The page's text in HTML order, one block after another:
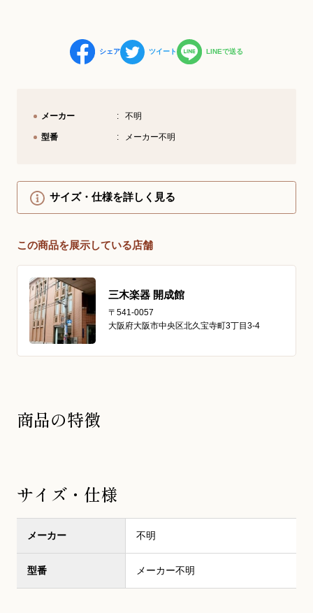
サイトマップ 個人情報の取り扱い
シェア ツイート LINEで送る
メーカー 不明
型番 メーカー不明
サイズ・仕様を詳しく見る
この商品を展示している店舗
三木楽器 開成館
〒541-0057
大阪府大阪市中央区北久宝寺町3丁目3-4
商品の特徴
サイズ・仕様
メーカー 不明
型番 メーカー不明